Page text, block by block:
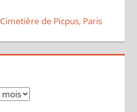
Cimetière de Picpus, Paris